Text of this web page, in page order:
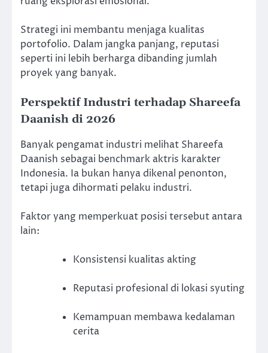
Strategi ini membantu menjaga kualitas
portofolio. Dalam jangka panjang, reputasi
seperti ini lebih berharga dibanding jumlah
proyek yang banyak.
Perspektif Industri terhadap Shareefa
Daanish di 2026
Banyak pengamat industri melihat Shareefa
Daanish sebagai benchmark aktris karakter
Indonesia. Ia bukan hanya dikenal penonton,
tetapi juga dihormati pelaku industri.
Faktor yang memperkuat posisi tersebut antara
lain:
Konsistensi kualitas akting
Reputasi profesional di lokasi syuting
Kemampuan membawa kedalaman
cerita